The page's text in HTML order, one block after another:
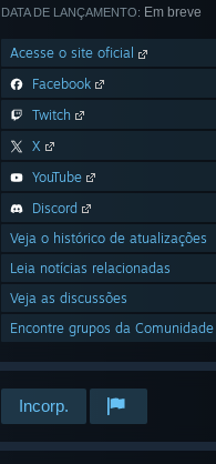
DATA DE LANÇAMENTO: Em breve
Acesse o site oficial
Facebook
Twitch
X
YouTube
Discord
Veja o histórico de atualizações
Leia notícias relacionadas
Veja as discussões
Encontre grupos da Comunidade
Incorp.